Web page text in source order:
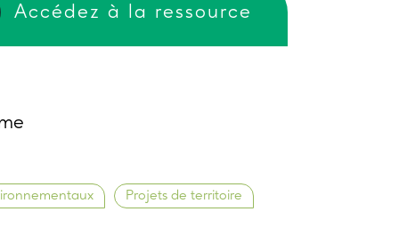
Accédez à la ressource
Projets de territoire